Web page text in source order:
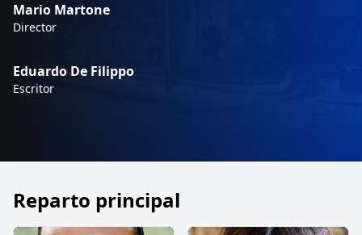
Mario Martone
Director
Eduardo De Filippo
Escritor
Reparto principal